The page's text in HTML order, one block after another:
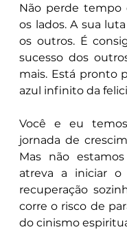
Não perde tempo
os lados. A sua
os outros. É
sucesso dos
mais. Está pronto
azul infinito da
Você e eu
jornada de
Mas não
atreva a iniciar o
recuperação
corre o risco de
do cinismo